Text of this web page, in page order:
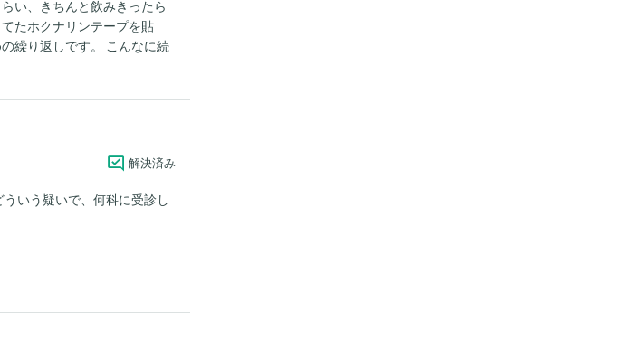
い、きちんと飲みきったら
たホクナリンテープを貼
繰り返しです。 こんなに続
寝る事もできず… こんなに
でホクナリンテープを貼る
解決済み
いう疑いで、何科に受診し